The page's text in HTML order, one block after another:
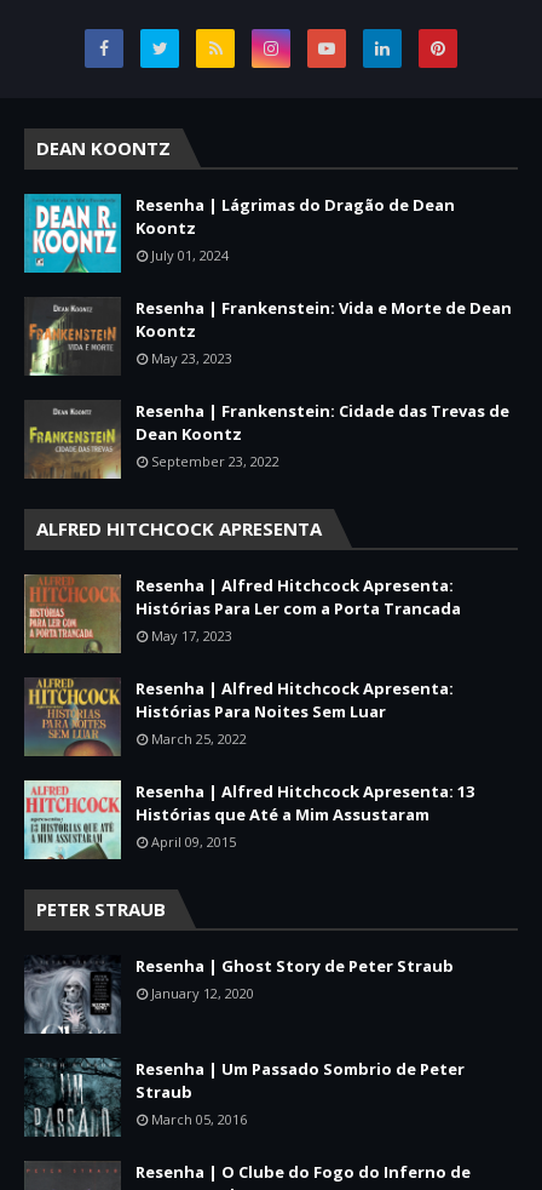
DEAN KOONTZ
Resenha | Lágrimas do Dragão de Dean
Koontz
July 01, 2024
Resenha | Frankenstein: Vida e Morte de Dean
Koontz
May 23, 2023
Resenha | Frankenstein: Cidade das Trevas de
Dean Koontz
September 23, 2022
ALFRED HITCHCOCK APRESENTA
Resenha | Alfred Hitchcock Apresenta:
Histórias Para Ler com a Porta Trancada
May 17, 2023
Resenha | Alfred Hitchcock Apresenta:
Histórias Para Noites Sem Luar
March 25, 2022
Resenha | Alfred Hitchcock Apresenta: 13
Histórias que Até a Mim Assustaram
April 09, 2015
PETER STRAUB
Resenha | Ghost Story de Peter Straub
January 12, 2020
Resenha | Um Passado Sombrio de Peter
Straub
March 05, 2016
Resenha | O Clube do Fogo do Inferno de